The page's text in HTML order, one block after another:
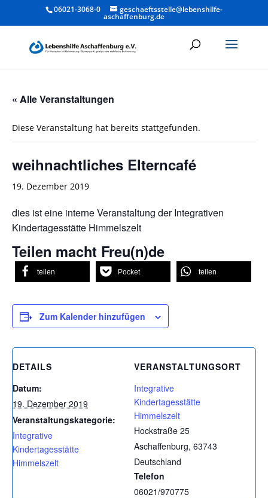
06021-3068-0 geschaeftsstelle@lebenshilfe-
aschaffenburg.de
« Alle Veranstaltungen
Diese Veranstaltung hat bereits stattgefunden.
weihnachtliches Elterncafé
19. Dezember 2019
dies ist eine interne Veranstaltung der Integrativen
Kindertagesstätte Himmelszelt
Teilen macht Freu(n)de
teilen Pocket teilen
Zum Kalender hinzufügen
DETAILS
Datum:
19. Dezember 2019
Veranstaltungskategorie:
Integrative
Kindertagesstätte
Himmelszelt
VERANSTALTUNGSORT
Integrative
Kindertagesstätte
Himmelszelt
Hockstraße 25
Aschaffenburg, 63743
Deutschland
Telefon
06021/970775